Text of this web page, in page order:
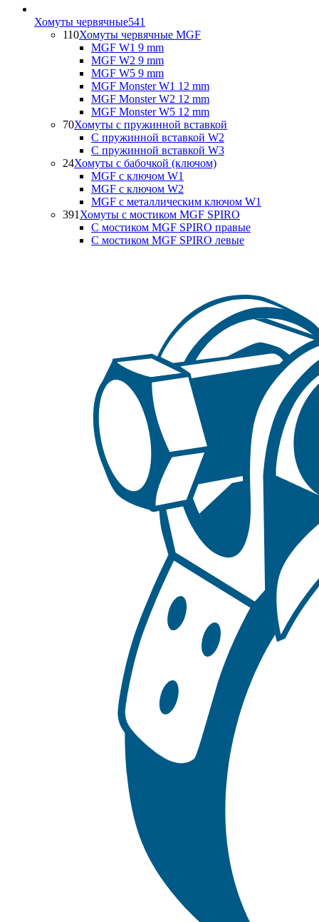
Хомуты червячные541
110Хомуты червячные MGF
MGF W1 9 mm
MGF W2 9 mm
MGF W5 9 mm
MGF Monster W1 12 mm
MGF Monster W2 12 mm
MGF Monster W5 12 mm
70Хомуты с пружинной вставкой
С пружинной вставкой W2
С пружинной вставкой W3
24Хомуты с бабочкой (ключом)
MGF с ключом W1
MGF с ключом W2
MGF с металлическим ключом W1
391 Хомуты с мостиком MGF SPIRO
С мостиком MGF SPIRO правые
С мостиком MGF SPIRO левые